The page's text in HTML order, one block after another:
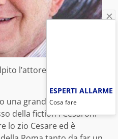
l’attore (Foto Web)
una grandissima
della fiction I Cesaroni
lo zio Cesare ed è
ESPERTI ALLARME
Cosa fare